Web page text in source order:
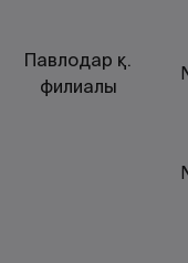
Павлодар қ.
филиалы